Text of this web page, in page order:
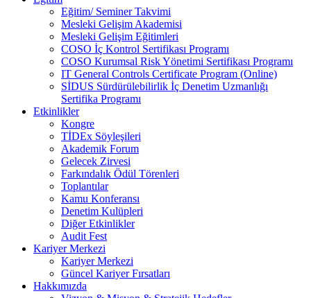
Eğitim/ Seminer Takvimi
Mesleki Gelişim Akademisi
Mesleki Gelişim Eğitimleri
COSO İç Kontrol Sertifikası Programı
COSO Kurumsal Risk Yönetimi Sertifikası Programı
IT General Controls Certificate Program (Online)
SİDUS Sürdürülebilirlik İç Denetim Uzmanlığı
Sertifika Programı
Etkinlikler
Kongre
TİDEx Söyleşileri
Akademik Forum
Gelecek Zirvesi
Farkındalık Ödül Törenleri
Toplantılar
Kamu Konferansı
Denetim Kulüpleri
Diğer Etkinlikler
Audit Fest
Kariyer Merkezi
Kariyer Merkezi
Güncel Kariyer Fırsatları
Hakkımızda